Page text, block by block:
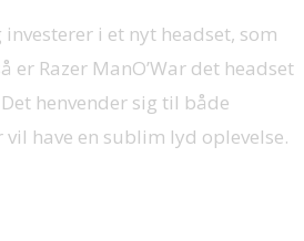
i et nyt headset, som
er Razer ManO’War det headset
henvender sig til både
have en sublim lyd oplevelse.